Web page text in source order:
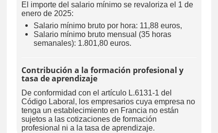
El importe del salario mínimo se revaloriza el 1 de
enero de 2025:
Salario mínimo bruto por hora: 11,88 euros,
Salario mínimo bruto mensual (35 horas
semanales): 1.801,80 euros.
Contribución a la formación profesional y
tasa de aprendizaje
De conformidad con el artículo L.6131-1 del
Código Laboral, los empresarios cuya empresa no
tenga un establecimiento en Francia no están
sujetos a las cotizaciones de formación
profesional ni a la tasa de aprendizaje.